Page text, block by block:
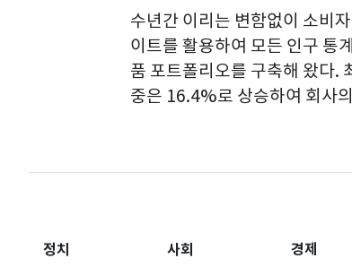
수년간 이리는 변함없이 소비
이트를 활용하여 모든 인구 통
품 포트폴리오를 구축해 왔다.
중은 16.4%로 상승하여 회사
정치 사회 경제